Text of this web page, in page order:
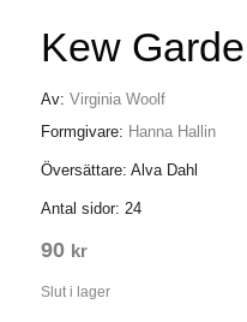
Kew
Av: Virginia Woolf
Formgivare: Hanna Hallin
Översättare: Alva Dahl
Antal sidor: 24
90 kr
Slut i lager